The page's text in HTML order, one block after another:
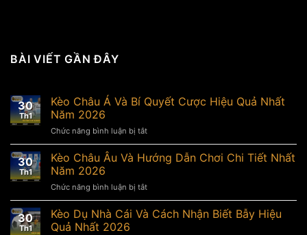
BÀI VIẾT GẦN ĐÂY
30
Th1
Kèo Châu Á Và Bí Quyết Cược Hiệu Quả Nhất
Năm 2026
Chức năng bình luận bị tắt
Kèo
Châu
Quyết
Cược
30
Th1
Kèo Châu Âu Và Hướng Dẫn Chơi Chi Tiết Nhất
Năm 2026
Chức năng bình luận bị tắt
Kèo
Châu
30
Th1
Kèo Dụ Nhà Cái Và Cách Nhận Biết Bẫy Hiệu
Quả Nhất 2026